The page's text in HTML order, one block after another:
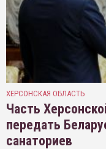
ХЕРСОНСКАЯ ОБЛАСТЬ
Часть
передать
санаториев